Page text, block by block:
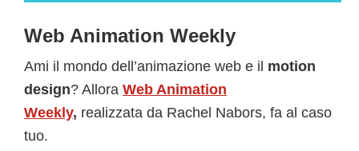
Web Animation Weekly
Ami il mondo dell’animazione web e il motion
design? Allora Web Animation
Weekly, realizzata da Rachel Nabors, fa al caso
tuo.